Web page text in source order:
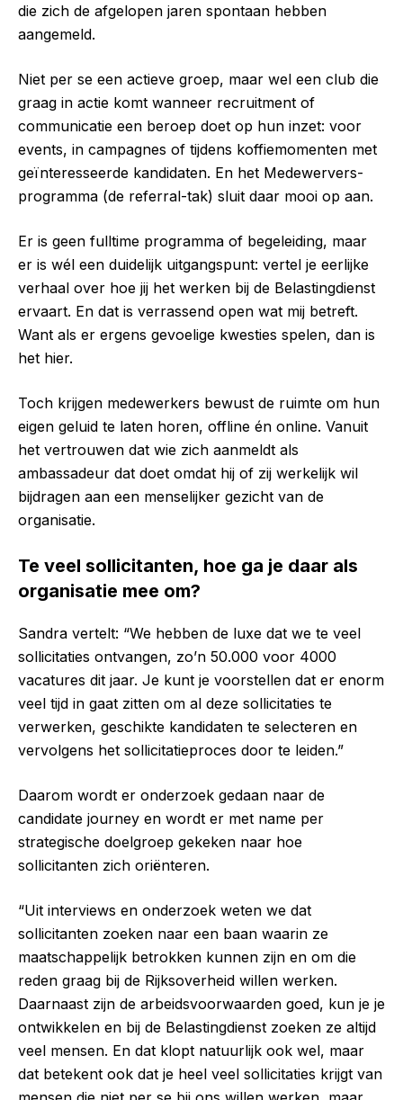
die zich de afgelopen jaren spontaan hebben
aangemeld.
Niet per se een actieve groep, maar wel een club die
graag in actie komt wanneer recruitment of
communicatie een beroep doet op hun inzet: voor
events, in campagnes of tijdens koffiemomenten met
geïnteresseerde kandidaten. En het Medewervers-
programma (de referral-tak) sluit daar mooi op aan.
Er is geen fulltime programma of begeleiding, maar
er is wél een duidelijk uitgangspunt: vertel je eerlijke
verhaal over hoe jij het werken bij de Belastingdienst
ervaart. En dat is verrassend open wat mij betreft.
Want als er ergens gevoelige kwesties spelen, dan is
het hier.
Toch krijgen medewerkers bewust de ruimte om hun
eigen geluid te laten horen, offline én online. Vanuit
het vertrouwen dat wie zich aanmeldt als
ambassadeur dat doet omdat hij of zij werkelijk wil
bijdragen aan een menselijker gezicht van de
organisatie.
Te veel sollicitanten, hoe ga je daar als
organisatie mee om?
Sandra vertelt: “We hebben de luxe dat we te veel
sollicitaties ontvangen, zo’n 50.000 voor 4000
vacatures dit jaar. Je kunt je voorstellen dat er enorm
veel tijd in gaat zitten om al deze sollicitaties te
verwerken, geschikte kandidaten te selecteren en
vervolgens het sollicitatieproces door te leiden.”
Daarom wordt er onderzoek gedaan naar de
candidate journey en wordt er met name per
strategische doelgroep gekeken naar hoe
sollicitanten zich oriënteren.
“Uit interviews en onderzoek weten we dat
sollicitanten zoeken naar een baan waarin ze
maatschappelijk betrokken kunnen zijn en om die
reden graag bij de Rijksoverheid willen werken.
Daarnaast zijn de arbeidsvoorwaarden goed, kun je je
ontwikkelen en bij de Belastingdienst zoeken ze altijd
veel mensen. En dat klopt natuurlijk ook wel, maar
dat betekent ook dat je heel veel sollicitaties krijgt van